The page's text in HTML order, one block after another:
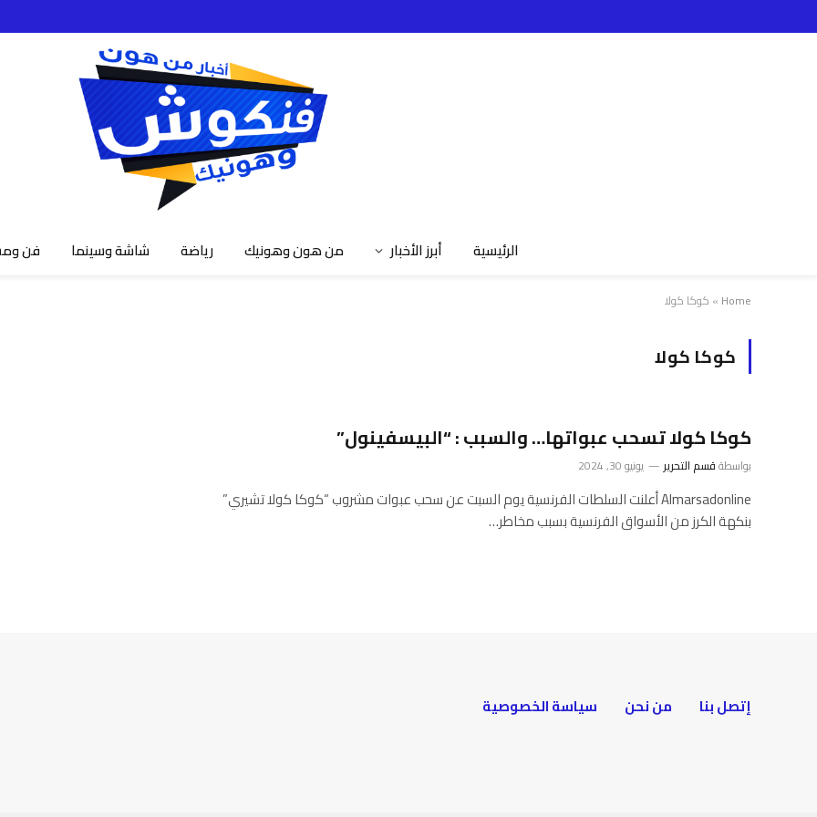
الرئيسية أبرز الأخبار من هون وهونيك رياضة شاشة وسينما فن
Home
» كوكا كولا
كوكا كولا
كوكا كولا تسحب عبواتها… والسبب : “البيسفينول”
بواسطةقسم التحرير يونيو 30, 2024
Almarsadonline أعلنت السلطات الفرنسية يوم السبت عن سحب عبوات مشروب “كوكا كولا تشيري”
بنكهة الكرز من الأسواق الفرنسية بسبب مخاطر…
إتصل بنا من نحن سياسة الخصوصية